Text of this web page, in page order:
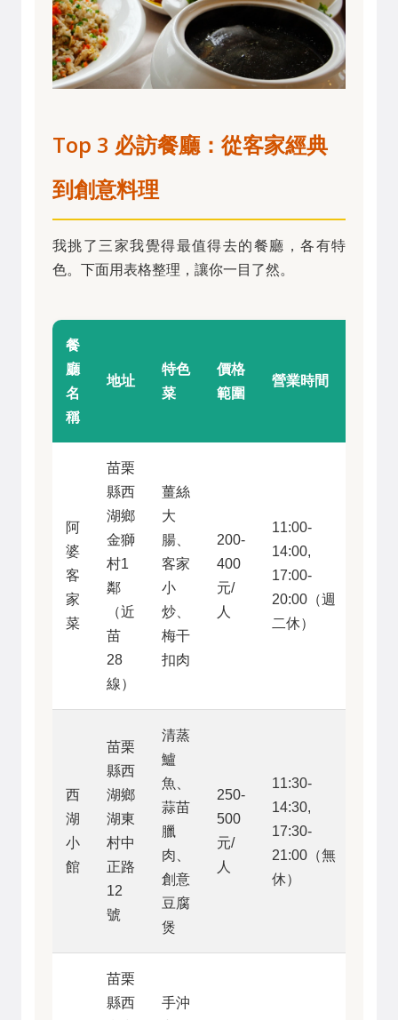
Top 3 必訪餐廳：從客家經典
到創意料理
我挑了三家我覺得最值得去的餐廳，各有特
色。下面用表格整理，讓你一目了然。
餐
廳
名
稱
地址
特色
菜
價格
範圍
營業時間
阿
婆
客
家
菜
苗栗
縣西
湖鄉
金獅
村1
鄰
（近
苗
28
線）
薑絲
大
腸、
客家
小
炒、
梅干
扣肉
200-
400
元/
人
11:00-
14:00,
17:00-
20:00（週
二休）
西
湖
小
館
苗栗
縣西
湖鄉
湖東
村中
正路
12
號
清蒸
鱸
魚、
蒜苗
臘
肉、
創意
豆腐
煲
250-
500
元/
人
11:30-
14:30,
17:30-
21:00（無
休）
苗栗
縣西
手沖